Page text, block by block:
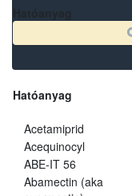
Hatóanyag
Acetamiprid
Acequinocyl
ABE-IT 56
Abamectin (aka